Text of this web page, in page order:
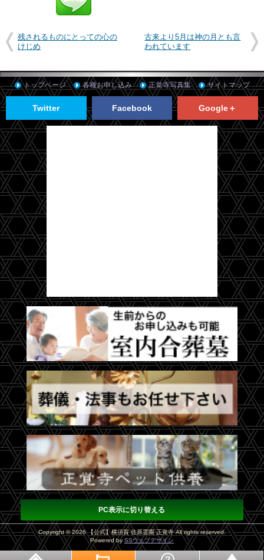
残されるものにとっての心の
けじめ
古来より5月は神の月とも言
われています
トップページ 各種お申し込み 正覚寺写真集 サイトマップ
Twitter Facebook Google＋
PC表示に切り替える
Copyright © 2026 【公式】横須賀 佐原霊園 正覚寺 All rights reserved.
Powered by SSウェブデザイン